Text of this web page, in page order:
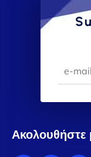
Ακολουθήστε